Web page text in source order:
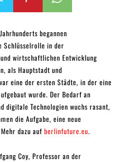
begannen
Schlüsselrolle in der
wirtschaftlichen Entwicklung
als Hauptstadt und
eine der ersten Städte, in der eine
wurde. Der Bedarf an
digitale Technologien wuchs rasant,
die Aufgabe, eine neue
dazu auf berlinfuture.eu.
Coy, Professor an der